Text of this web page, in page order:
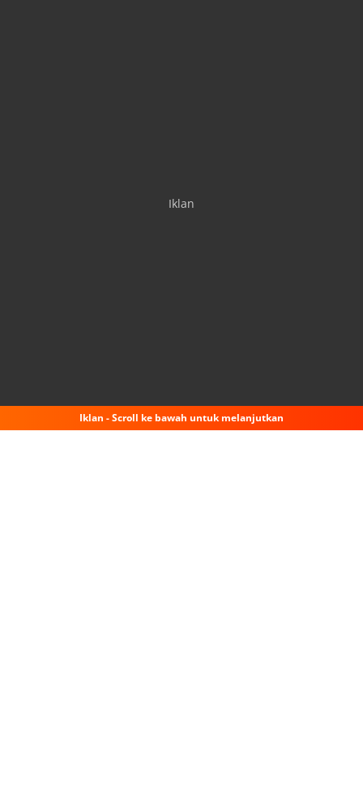
Iklan
Iklan - Scroll ke bawah untuk melanjutkan